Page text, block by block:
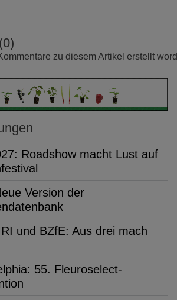
zu diesem Artikel erstellt
Roadshow macht Lust auf
Version der
und BZfE: Aus drei mach
55. Fleuroselect-